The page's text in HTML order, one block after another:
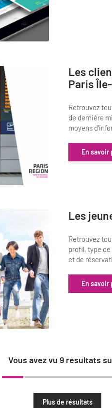
Les
Paris
Retrouvez
de dernière
moyens
En savoir
Les
Retrouvez
profil, type
et de
En savoir
Vous avez vu 9resultats
Plus de résultats